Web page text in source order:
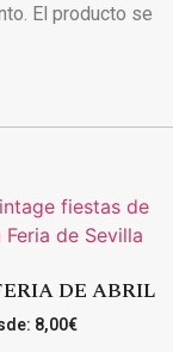
El producto se
DE ABRIL
8,00€